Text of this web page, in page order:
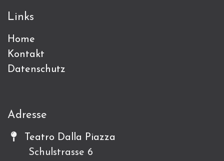
Links
Home
Kontakt
Datenschutz
Adresse
Teatro Dalla Piazza
Schulstrasse 6